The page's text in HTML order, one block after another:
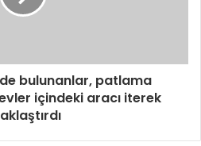
bulunanlar, patlama
içindeki aracı iterek